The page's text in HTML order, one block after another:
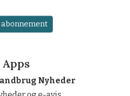
abonnement
Apps
Nyheder